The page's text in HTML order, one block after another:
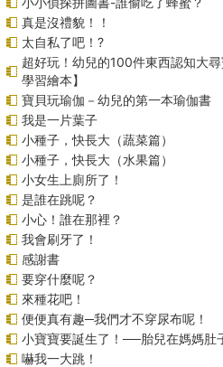
真是沒禮貌！！
太自私了吧！?
超好玩！幼兒的100件東西認知大
學習繪本】
寶貝玩瑜伽－幼兒的第一本瑜伽書
我是一片葉子
小種子，快長大（蔬菜篇）
小種子，快長大（水果篇）
小女生上廁所了！
是誰在跳呢？
小心！誰在那裡？
我會刷牙了！
感謝書
要穿什麼呢？
來種花吧！
便便真有趣─我們才不穿尿布呢！
小寶寶要誕生了！──胎兒在媽媽肚
嚇我一大跳！